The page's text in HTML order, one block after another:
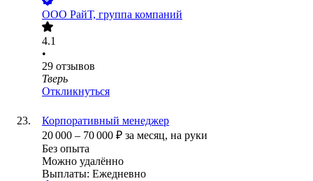
ООО РайТ, группа компаний
4.1
•
29 отзывов
Тверь
Откликнуться
Корпоративный менеджер
20 000 – 70 000 ₽ за месяц, на руки
Без опыта
Можно удалённо
Выплаты: Ежедневно